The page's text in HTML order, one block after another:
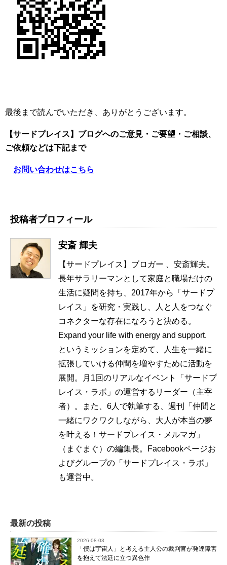
最後まで読んでいただき、ありがとうございます。
【サードプレイス】ブログへのご意見・ご要望・ご相談、
ご依頼などは下記まで
お問い合わせはこちら
投稿者プロフィール
安斎 輝夫
【サードプレイス】ブロガー 、安斎輝夫。
長年サラリーマンとして家庭と職場だけの
生活に疑問を持ち、2017年から「サードプ
レイス」を研究・実践し、人と人をつなぐ
コネクターな存在になろうと決める。
Expand your life with energy and support.
というミッションを定めて、人生を一緒に
拡張していける仲間を増やすために活動を
展開。月1回のリアルなイベント「サードプ
レイス・ラボ」の運営するリーダー（主宰
者）。また、6人で執筆する、週刊「仲間と
一緒にワクワクしながら、大人が本当の夢
を叶える！サードプレイス・メルマガ」
（まぐまぐ）の編集長。Facebookページお
よびグループの「サードプレイス・ラボ」
も運営中。
最新の投稿
2026-08-03
「僕は宇宙人」と考える主人公の裁判官が発達障害
を抱えて法廷に立つ異色作